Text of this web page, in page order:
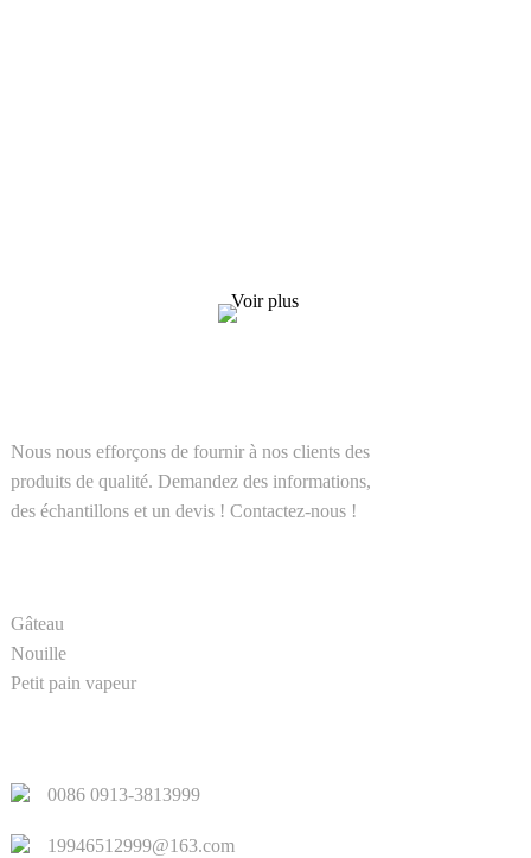
Voir plus
Nous nous efforçons de fournir à nos clients des
produits de qualité. Demandez des informations,
des échantillons et un devis ! Contactez-nous !
Gâteau
Nouille
Petit pain vapeur
0086 0913-3813999
19946512999@163.com